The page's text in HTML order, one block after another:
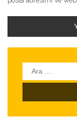
Arama: